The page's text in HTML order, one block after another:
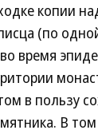
копии
(по
время
в пользу
В